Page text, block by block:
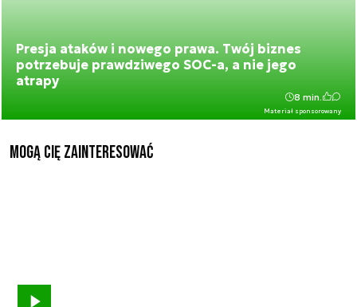
Presja ataków i nowego prawa. Twój biznes
potrzebuje prawdziwego SOC-a, a nie jego
atrapy
Materiał sponsorowany
8 min.
Mogą Cię zainteresować